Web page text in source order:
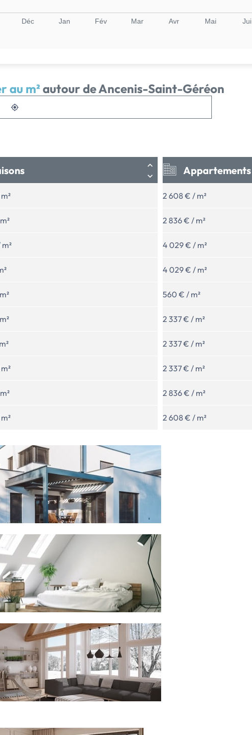
Déc Jan Fév Mar Avr Mai Jui
au m²autour de Ancenis-Saint-Géréon
Appartements
2 608 € / m²
2 836 € / m²
4 029 € / m²
4 029 € / m²
560 € / m²
2 337 € / m²
2 337 € / m²
2 337 € / m²
2 836 € / m²
2 608 € / m²